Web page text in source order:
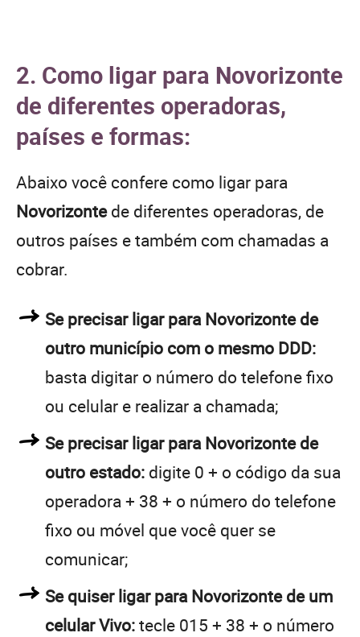
2. Como ligar para Novorizonte
de diferentes operadoras,
países e formas:
Abaixo você confere como ligar para
Novorizontede diferentes operadoras, de
outros países e também com chamadas a
cobrar.
Se precisar ligar para Novorizonte de
outro município com o mesmo DDD:
basta digitar o número do telefone fixo
ou celular e realizar a chamada;
Se precisar ligar para Novorizonte de
outro estado: digite 0 + o código da sua
operadora + 38 + o número do telefone
fixo ou móvel que você quer se
comunicar;
Se quiser ligar para Novorizonte de um
celular Vivo:tecle 015 + 38 + o número